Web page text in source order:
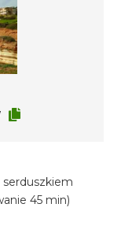
45 min)